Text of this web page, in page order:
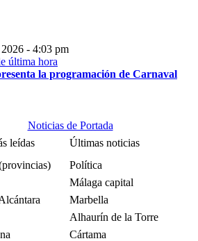
- 4:03 pm
la programación de Carnaval
Noticias de Portada
leídas
Últimas noticias
Política
Málaga capital
Marbella
Alhaurín de la Torre
Cártama